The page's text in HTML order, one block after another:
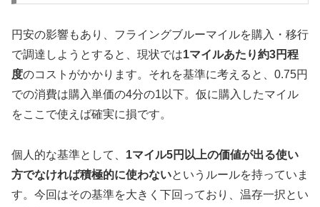
円安の影響もあり、フライングブルーマイルを購入・移行
で調達しようとすると、現状では1マイルあたり約3円程
度のコストがかかります。それを基準に考えると、0.75円
での消費は購入単価の4分の1以下。仮に購入したマイル
をここで使えば確実に損です。
個人的な基準として、 1マイル5円以上の価値が出る使い
方でなければ積極的に使わないというルールを持っていま
す。今回はその基準を大きく下回っており、温存一択とい